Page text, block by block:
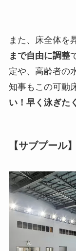
また、床全体を
まで自由に調整
定や、高齢者の
知事もこの可動
い！早く泳ぎた
【サブプール